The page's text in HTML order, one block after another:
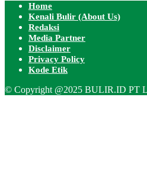
Home
Kenali Bulir (About Us)
Redaksi
Media Partner
Disclaimer
Privacy Policy
Kode Etik
© Copyright @2025 BULIR.ID PT